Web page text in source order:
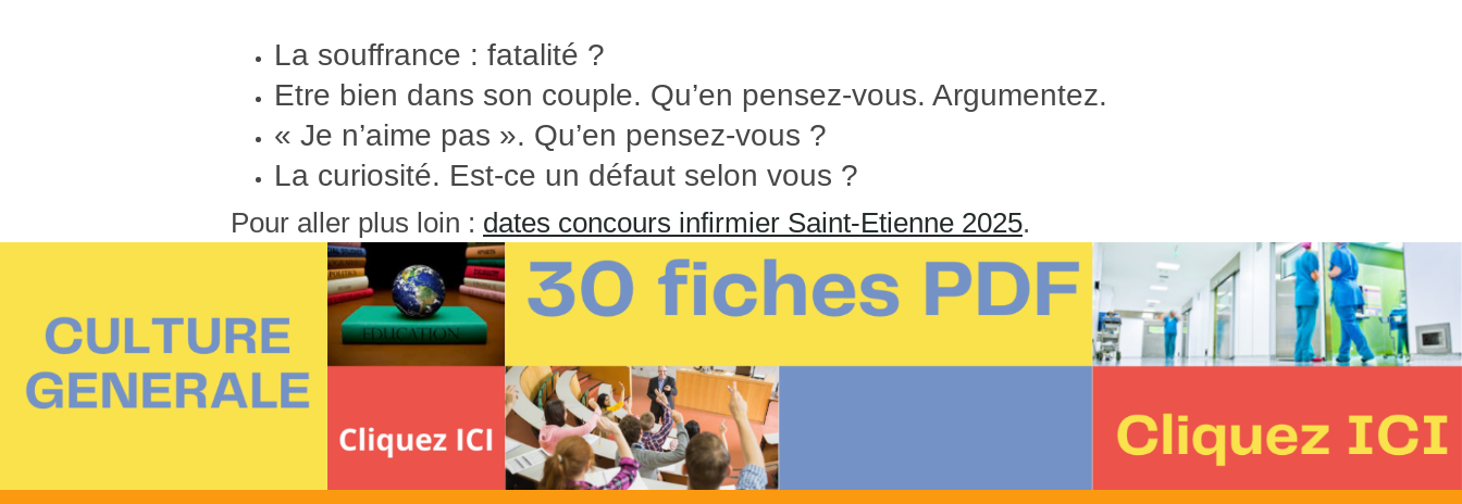
La souffrance : fatalité ?
Etre bien dans son couple. Qu’en pensez-vous. Argumentez.
« Je n’aime pas ». Qu’en pensez-vous ?
La curiosité. Est-ce un défaut selon vous ?
Pour aller plus loin : dates concours infirmier Saint-Etienne 2025.